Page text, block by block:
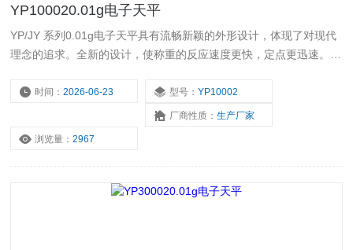
YP100020.01g电子天平
YP/JY 系列0.01g电子天平具有流畅新颖的外形设计，体现了对现代
理念的追求。全新的设计，使称重的反应速度更快，定点更迅速。稳
的要求进行生产。具有*的灵活性，野外操作的Z佳选择。
时间：2026-06-23 型号： YP10002
厂商性质： 生产厂家
浏览量：2967